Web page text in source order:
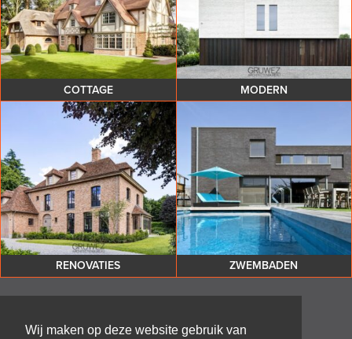
Wij maken op deze website gebruik van
COTTAGE MODERN
RENOVATIES ZWEMBADEN